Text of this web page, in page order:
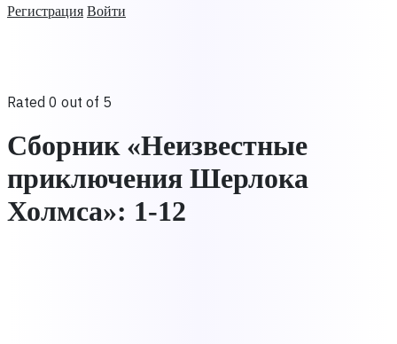
Регистрация Войти
Rated 0 out of 5
Сборник «Неизвестные
приключения Шерлока
Холмса»: 1-12